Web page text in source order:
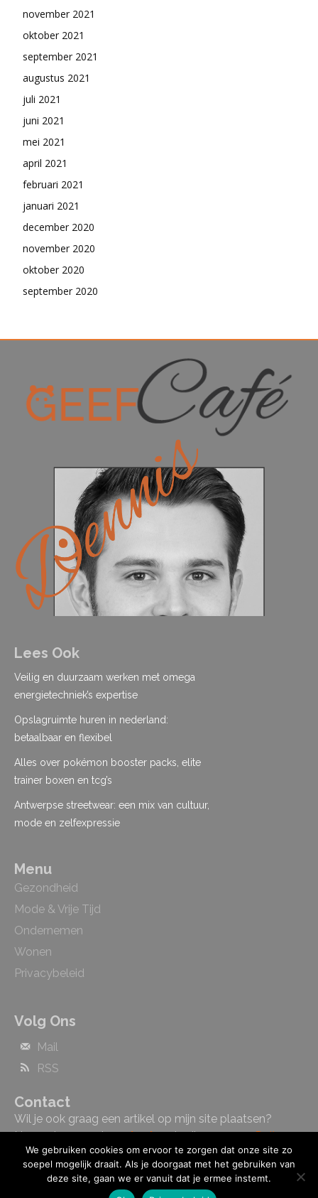
november 2021
oktober 2021
september 2021
augustus 2021
juli 2021
juni 2021
mei 2021
april 2021
februari 2021
januari 2021
december 2020
november 2020
oktober 2020
september 2020
Lees Ook
Veilig en duurzaam werken met omega
energietechniek’s expertise
Opslagruimte huren in nederland:
betaalbaar en flexibel
Alles over pokémon booster packs, elite
trainer boxen en tcg’s
Antwerpse streetwear: een mix van cultuur,
mode en zelfexpressie
Menu
Gezondheid
Mode & Vrije Tijd
Ondernemen
Wonen
Privacybeleid
Volg Ons
Mail
RSS
Contact
Wil je ook graag een artikel op mijn site plaatsen?
Neem dan gerustcontactmet mij op.cursus Duits
Hengelo
We gebruiken cookies om ervoor te zorgen dat onze site zo
soepel mogelijk draait. Als je doorgaat met het gebruiken van
deze site, gaan we er vanuit dat je ermee instemt.